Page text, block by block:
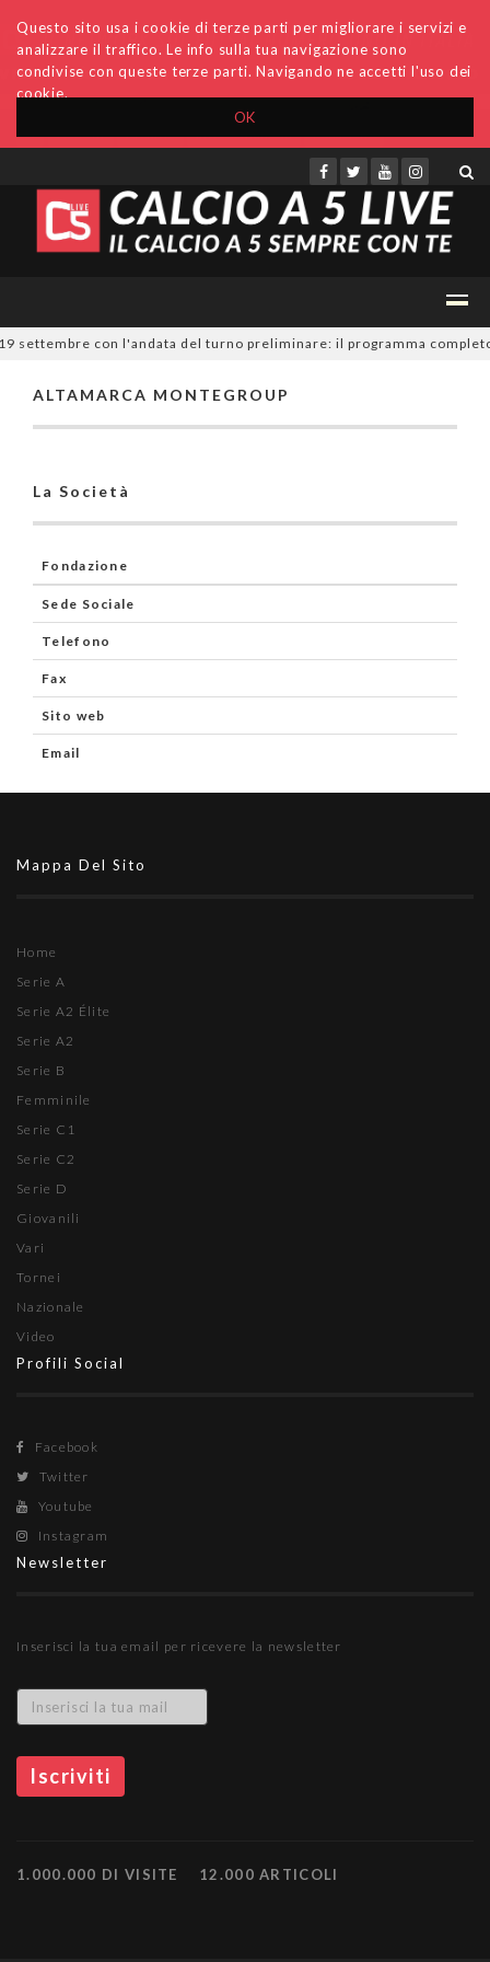
OK
Questo sito usa i cookie di terze parti per migliorare i servizi e
analizzare il traffico. Le info sulla tua navigazione sono
condivise con queste terze parti. Navigando ne accetti l'uso dei
cookie.
Accedi Archivio Invio comunicati Redazione
settembre con l'andata del turno preliminare: il programma completo
ALTAMARCA MONTEGROUP
La Società
Fondazione
Sede Sociale
Telefono
Fax
Sito web
Email
Mappa Del Sito
Home
Serie A
Serie A2 Élite
Serie A2
Serie B
Femminile
Serie C1
Serie C2
Serie D
Giovanili
Vari
Tornei
Nazionale
Video
Profili Social
Facebook
Twitter
Youtube
Instagram
Newsletter
Inserisci la tua email per ricevere la newsletter
1.000.000 DI VISITE 12.000 ARTICOLI